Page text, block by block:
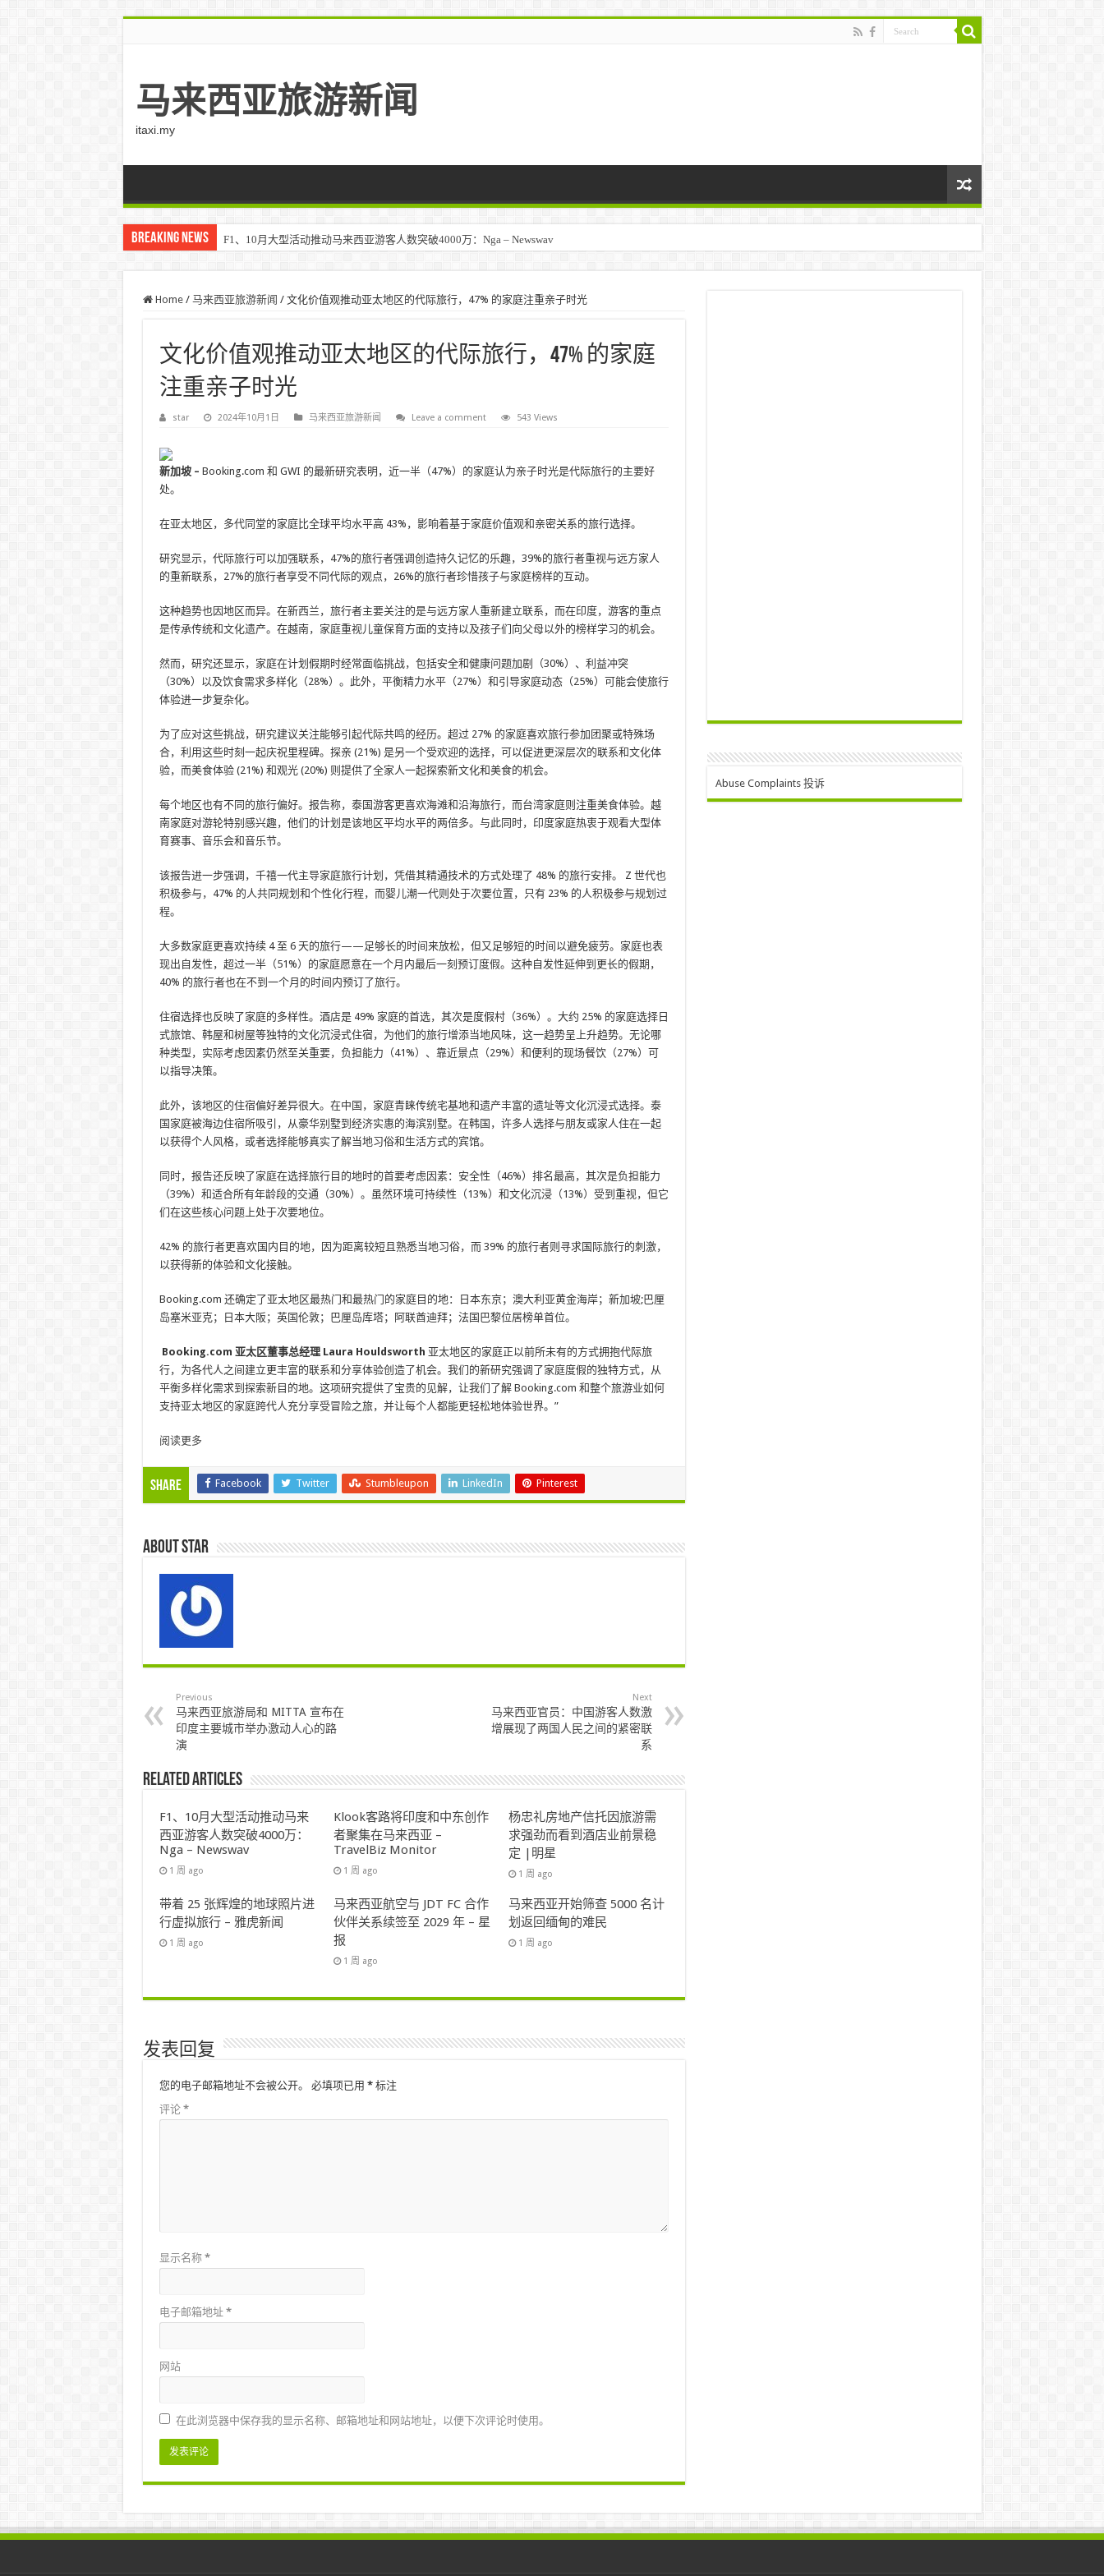
马来西亚旅游新闻
itaxi.my
Breaking News F1、10月大型活动推动马来西亚游客人数突破4000万：Nga – Newswav
Home / 马来西亚旅游新闻 / 文化价值观推动亚太地区的代际旅行，47% 的家庭注重亲子时光
文化价值观推动亚太地区的代际旅行，47% 的家庭
注重亲子时光
star 2024年10月1日 马来西亚旅游新闻 Leave a comment 543 Views
新加坡 – Booking.com 和 GWI 的最新研究表明，近一半（47%）的家庭认为亲子时光是代际旅行的主要好
处。
在亚太地区，多代同堂的家庭比全球平均水平高 43%，影响着基于家庭价值观和亲密关系的旅行选择。
研究显示，代际旅行可以加强联系，47%的旅行者强调创造持久记忆的乐趣，39%的旅行者重视与远方家人
的重新联系，27%的旅行者享受不同代际的观点，26%的旅行者珍惜孩子与家庭榜样的互动。
这种趋势也因地区而异。在新西兰，旅行者主要关注的是与远方家人重新建立联系，而在印度，游客的重点
是传承传统和文化遗产。在越南，家庭重视儿童保育方面的支持以及孩子们向父母以外的榜样学习的机会。
然而，研究还显示，家庭在计划假期时经常面临挑战，包括安全和健康问题加剧（30%）、利益冲突
（30%）以及饮食需求多样化（28%）。此外，平衡精力水平（27%）和引导家庭动态（25%）可能会使旅行
体验进一步复杂化。
为了应对这些挑战，研究建议关注能够引起代际共鸣的经历。超过 27% 的家庭喜欢旅行参加团聚或特殊场
合，利用这些时刻一起庆祝里程碑。探亲 (21%) 是另一个受欢迎的选择，可以促进更深层次的联系和文化体
验，而美食体验 (21%) 和观光 (20%) 则提供了全家人一起探索新文化和美食的机会。
每个地区也有不同的旅行偏好。报告称，泰国游客更喜欢海滩和沿海旅行，而台湾家庭则注重美食体验。越
南家庭对游轮特别感兴趣，他们的计划是该地区平均水平的两倍多。与此同时，印度家庭热衷于观看大型体
育赛事、音乐会和音乐节。
该报告进一步强调，千禧一代主导家庭旅行计划，凭借其精通技术的方式处理了 48% 的旅行安排。 Z 世代也
积极参与，47% 的人共同规划和个性化行程，而婴儿潮一代则处于次要位置，只有 23% 的人积极参与规划过
程。
大多数家庭更喜欢持续 4 至 6 天的旅行——足够长的时间来放松，但又足够短的时间以避免疲劳。家庭也表
现出自发性，超过一半（51%）的家庭愿意在一个月内最后一刻预订度假。这种自发性延伸到更长的假期，
40% 的旅行者也在不到一个月的时间内预订了旅行。
住宿选择也反映了家庭的多样性。酒店是 49% 家庭的首选，其次是度假村（36%）。大约 25% 的家庭选择日
式旅馆、韩屋和树屋等独特的文化沉浸式住宿，为他们的旅行增添当地风味，这一趋势呈上升趋势。无论哪
种类型，实际考虑因素仍然至关重要，负担能力（41%）、靠近景点（29%）和便利的现场餐饮（27%）可
以指导决策。
此外，该地区的住宿偏好差异很大。在中国，家庭青睐传统宅基地和遗产丰富的遗址等文化沉浸式选择。泰
国家庭被海边住宿所吸引，从豪华别墅到经济实惠的海滨别墅。在韩国，许多人选择与朋友或家人住在一起
以获得个人风格，或者选择能够真实了解当地习俗和生活方式的宾馆。
同时，报告还反映了家庭在选择旅行目的地时的首要考虑因素：安全性（46%）排名最高，其次是负担能力
（39%）和适合所有年龄段的交通（30%）。虽然环境可持续性（13%）和文化沉浸（13%）受到重视，但它
们在这些核心问题上处于次要地位。
42% 的旅行者更喜欢国内目的地，因为距离较短且熟悉当地习俗，而 39% 的旅行者则寻求国际旅行的刺激，
以获得新的体验和文化接触。
Booking.com 还确定了亚太地区最热门和最热门的家庭目的地：日本东京；澳大利亚黄金海岸；新加坡;巴厘
岛塞米亚克；日本大阪；英国伦敦；巴厘岛库塔；阿联酋迪拜；法国巴黎位居榜单首位。
Booking.com 亚太区董事总经理 Laura Houldsworth 亚太地区的家庭正以前所未有的方式拥抱代际旅
行，为各代人之间建立更丰富的联系和分享体验创造了机会。我们的新研究强调了家庭度假的独特方式，从
平衡多样化需求到探索新目的地。这项研究提供了宝贵的见解，让我们了解 Booking.com 和整个旅游业如何
支持亚太地区的家庭跨代人充分享受冒险之旅，并让每个人都能更轻松地体验世界。”
阅读更多
Share Facebook Twitter Stumbleupon LinkedIn Pinterest
About star
Previous
马来西亚旅游局和 MITTA 宣布在
印度主要城市举办激动人心的路
演
Next
马来西亚官员：中国游客人数激
增展现了两国人民之间的紧密联
系
Related Articles
F1、10月大型活动推动马来
西亚游客人数突破4000万：
Nga – Newswav
1 周 ago
Klook客路将印度和中东创作
者聚集在马来西亚 –
TravelBiz Monitor
1 周 ago
杨忠礼房地产信托因旅游需
求强劲而看到酒店业前景稳
定 |明星
1 周 ago
带着 25 张辉煌的地球照片进
行虚拟旅行 – 雅虎新闻
1 周 ago
马来西亚航空与 JDT FC 合作
伙伴关系续签至 2029 年 – 星
报
1 周 ago
马来西亚开始筛查 5000 名计
划返回缅甸的难民
1 周 ago
发表回复
您的电子邮箱地址不会被公开。 必填项已用 *标注
评论 *
显示名称 *
电子邮箱地址 *
网站
在此浏览器中保存我的显示名称、邮箱地址和网站地址，以便下次评论时使用。
Abuse Complaints 投诉